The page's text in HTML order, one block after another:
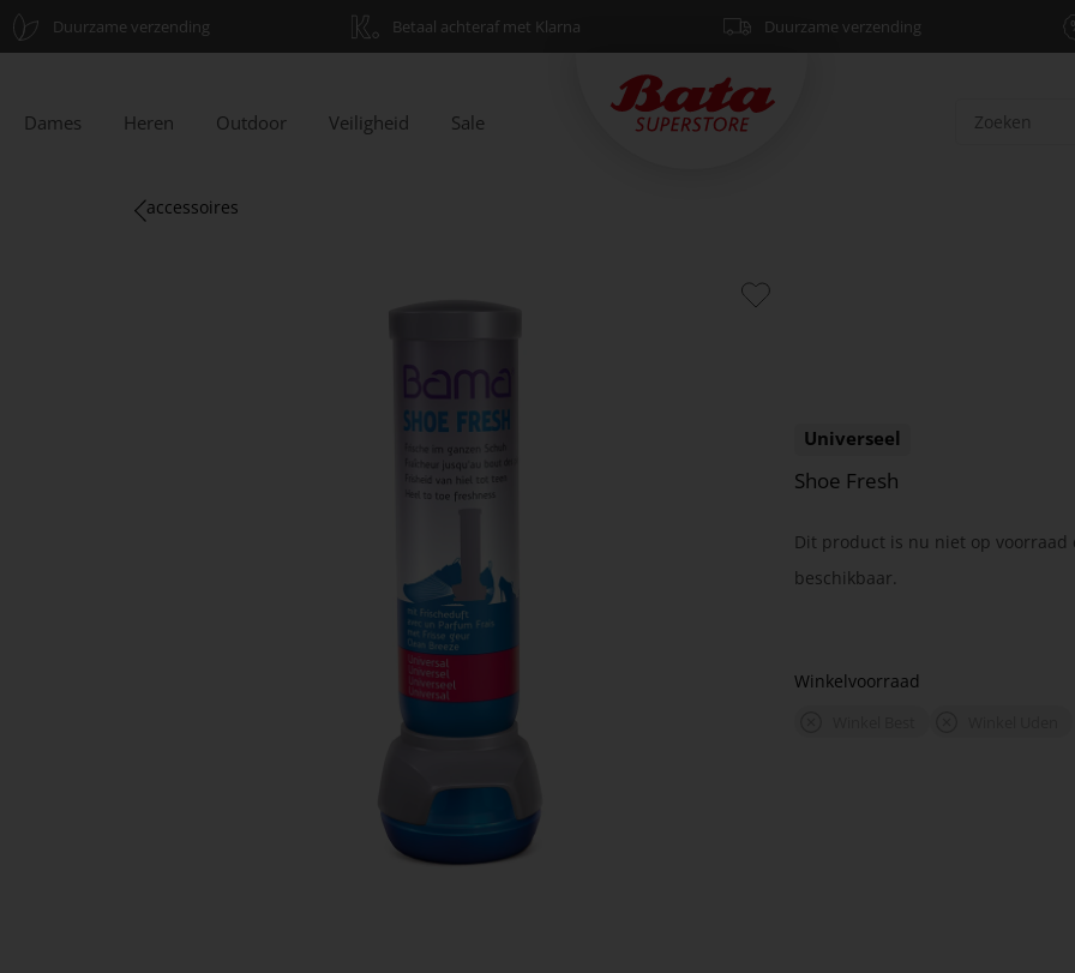
Duurzame verzending Betaal achteraf met Klarna Duurzame verzending
Dames Heren Outdoor Veiligheid Sale
accessoires
Universeel
Shoe Fresh
Dit product is nu niet op voorraad
beschikbaar.
Winkelvoorraad